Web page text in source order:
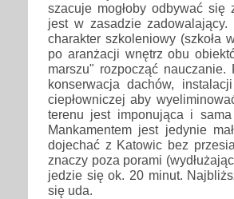
szacuje mogłoby odbywać
jest w zasadzie zadowalający.
charakter szkoleniowy (szkoła
po aranżacji wnętrz obu
marszu" rozpocząć
konserwacja dachów,
ciepłowniczej aby
terenu jest imponująca i
Mankamentem jest jedynie
dojechać z Katowic bez
znaczy poza porami
jedzie się ok. 20 minut.
się uda.